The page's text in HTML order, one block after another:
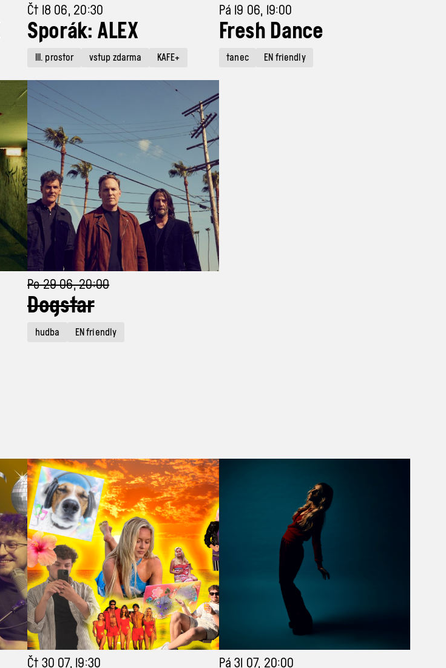
Čt 18 06, 20:30
Sporák: ALEX
III. prostor vstup zdarma KAFE+
Pá 19 06, 19:00
Fresh Dance
tanec EN friendly
Po 29 06, 20:00
Dogstar
hudba EN friendly
Čt 30 07, 19:30 Pá 31 07, 20:00